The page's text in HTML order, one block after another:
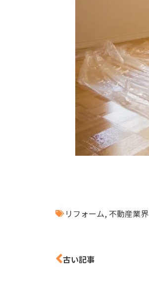
リフォーム, 不動産業界
古い記事